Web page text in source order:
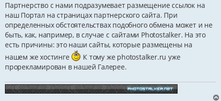
о
м
л
е
н
н
я
Партнерство с нами подразумевает размещение ссылок на
наш Портал на страницах партнерского сайта. При
определенных обстоятельствах подобного обмена может и не
быть, как, например, в случае с сайтами Photostalker. На это
есть причины: это наши сайты, которые размещены на
нашем же хостинге
К тому же photostalker.ru уже
прорекламирован в нашей Галерее.